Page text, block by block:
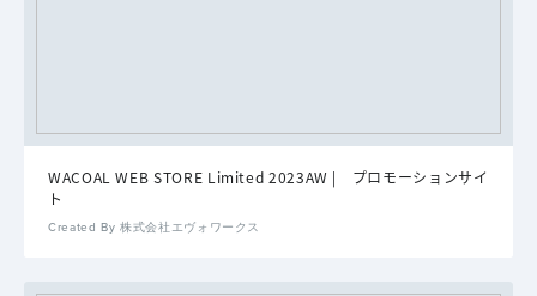
WACOAL WEB STORE Limited 2023AW | プロモーションサイ
ト
Created By 株式会社エヴォワークス